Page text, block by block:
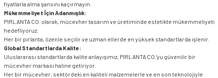
fiyatlarla alma şansını kaçırmayın.
Mükemmeliyet İçin Adanmışlık:
PIRLANTA CO. olarak, mücevher tasarım ve üretiminde estetikte mükemmeliyeti
hedefliyoruz.
Her bir pırlanta, özenle seçilir ve uzman ellerde en yüksek standartlarda işlenir.
Global Standartlarda Kalite:
Uluslararası standartlarda kalite anlayışımız, PIRLANTA CO.'yu güvenilir bir
mücevher markası haline getiriyor.
Her bir mücevher, sektördeki en kaliteli malzemelerle ve en son teknolojiyle